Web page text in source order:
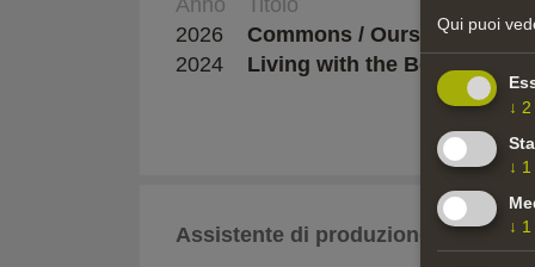
2026
Commons / Ours to Own
2024
Living with the Bears
Assistente di produzione
Qui puoi
↓ 2
↓ 1
↓ 1